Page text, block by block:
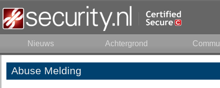
Nieuws Achtergrond
Abuse Melding